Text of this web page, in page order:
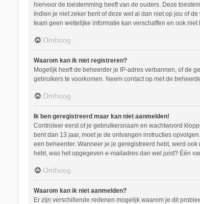
hiervoor de toestemming heeft van de ouders. Deze
Indien je niet zeker bent of deze wet al dan niet op jou of
team geen wettelijke informatie kan verschaffen en ook
Omhoog
Waarom kan ik niet registreren?
Mogelijk heeft de beheerder je IP-adres verbannen, of de
gebruikers te voorkomen. Neem contact op met de
Omhoog
Ik ben geregistreerd maar kan niet aanmelden!
Controleer eerst of je gebruikersnaam en wachtwoord
bent dan 13 jaar, moet je de ontvangen instructies
een beheerder. Wanneer je je geregistreerd hebt, werd
hebt, was het opgegeven e-mailadres dan wel juist? Één
Omhoog
Waarom kan ik niet aanmelden?
Er zijn verschillende redenen mogelijk waarom je dit